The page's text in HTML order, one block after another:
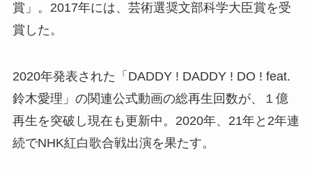
賞」。2017年には、芸術選奨文部科学大臣賞を受
賞した。
2020年発表された「DADDY ! DADDY ! DO ! feat.
鈴木愛理」の関連公式動画の総再生回数が、１億
再生を突破し現在も更新中。2020年、21年と2年連
続でNHK紅白歌合戦出演を果たす。